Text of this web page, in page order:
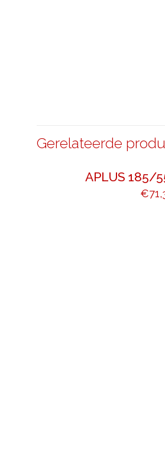
Gerelateerde
APLUS 185/
€